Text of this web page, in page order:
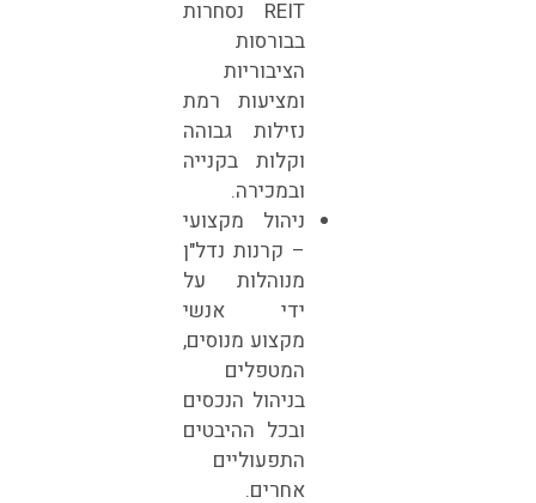
REIT נסחרות
בבורסות
הציבוריות
ומציעות רמת
נזילות גבוהה
וקלות בקנייה
ובמכירה.
ניהול מקצועי
– קרנות נדל"ן
מנוהלות על
ידי אנשי
מקצוע מנוסים,
המטפלים
בניהול הנכסים
ובכל ההיבטים
התפעוליים
אחרים.